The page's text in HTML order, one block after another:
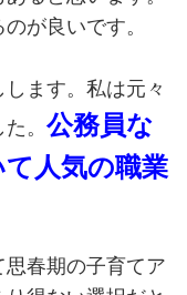
が良いです。
ます。私は元々
。 公務員な
人気の職業
春期の子育てア